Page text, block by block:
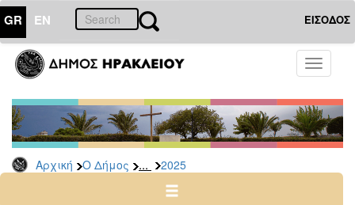
GR EN ΕΙΣΟΔΟΣ
Toggle
Αρχική Ο Δήμος ... 2025
ΔΗΜΟΣ
Δελτία
Τύπου
Αρχείο
2026